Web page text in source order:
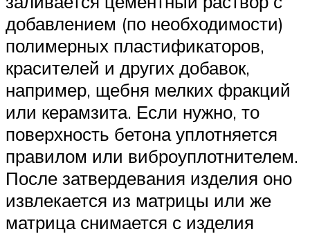
добавлением (по необходимости)
полимерных пластификаторов,
красителей и других добавок,
например, щебня мелких фракций
или керамзита. Если нужно, то
поверхность бетона уплотняется
правилом или виброуплотнителем.
После затвердевания изделия оно
извлекается из матрицы или же
матрица снимается с изделия